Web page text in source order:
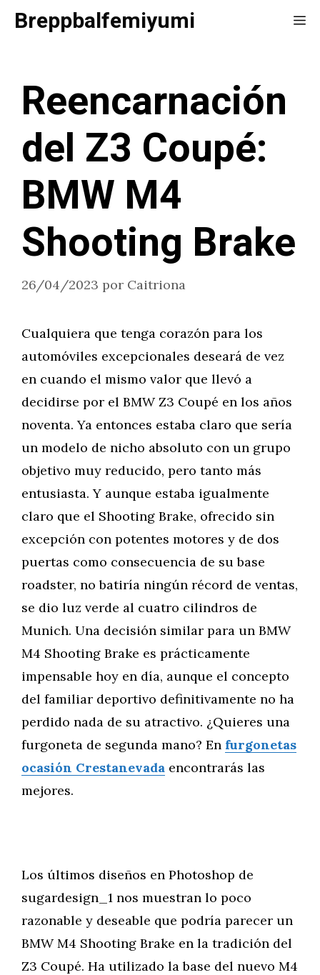
SaltarBreppbalfemiyumi
Reencarnación
del Z3 Coupé:
BMW M4
Shooting Brake
26/04/2023 por Caitriona
Cualquiera que tenga corazón para los
automóviles excepcionales deseará de vez
en cuando el mismo valor que llevó a
decidirse por el BMW Z3 Coupé en los años
noventa. Ya entonces estaba claro que sería
un modelo de nicho absoluto con un grupo
objetivo muy reducido, pero tanto más
entusiasta. Y aunque estaba igualmente
claro que el Shooting Brake, ofrecido sin
excepción con potentes motores y de dos
puertas como consecuencia de su base
roadster, no batiría ningún récord de ventas,
se dio luz verde al cuatro cilindros de
Munich. Una decisión similar para un BMW
M4 Shooting Brake es prácticamente
impensable hoy en día, aunque el concepto
del familiar deportivo definitivamente no ha
perdido nada de su atractivo. ¿Quieres una
furgoneta de segunda mano? En furgonetas
ocasión Crestanevada encontrarás las
mejores.
Los últimos diseños en Photoshop de
sugardesign_1 nos muestran lo poco
razonable y deseable que podría parecer un
BMW M4 Shooting Brake en la tradición del
Z3 Coupé. Ha utilizado la base del nuevo M4